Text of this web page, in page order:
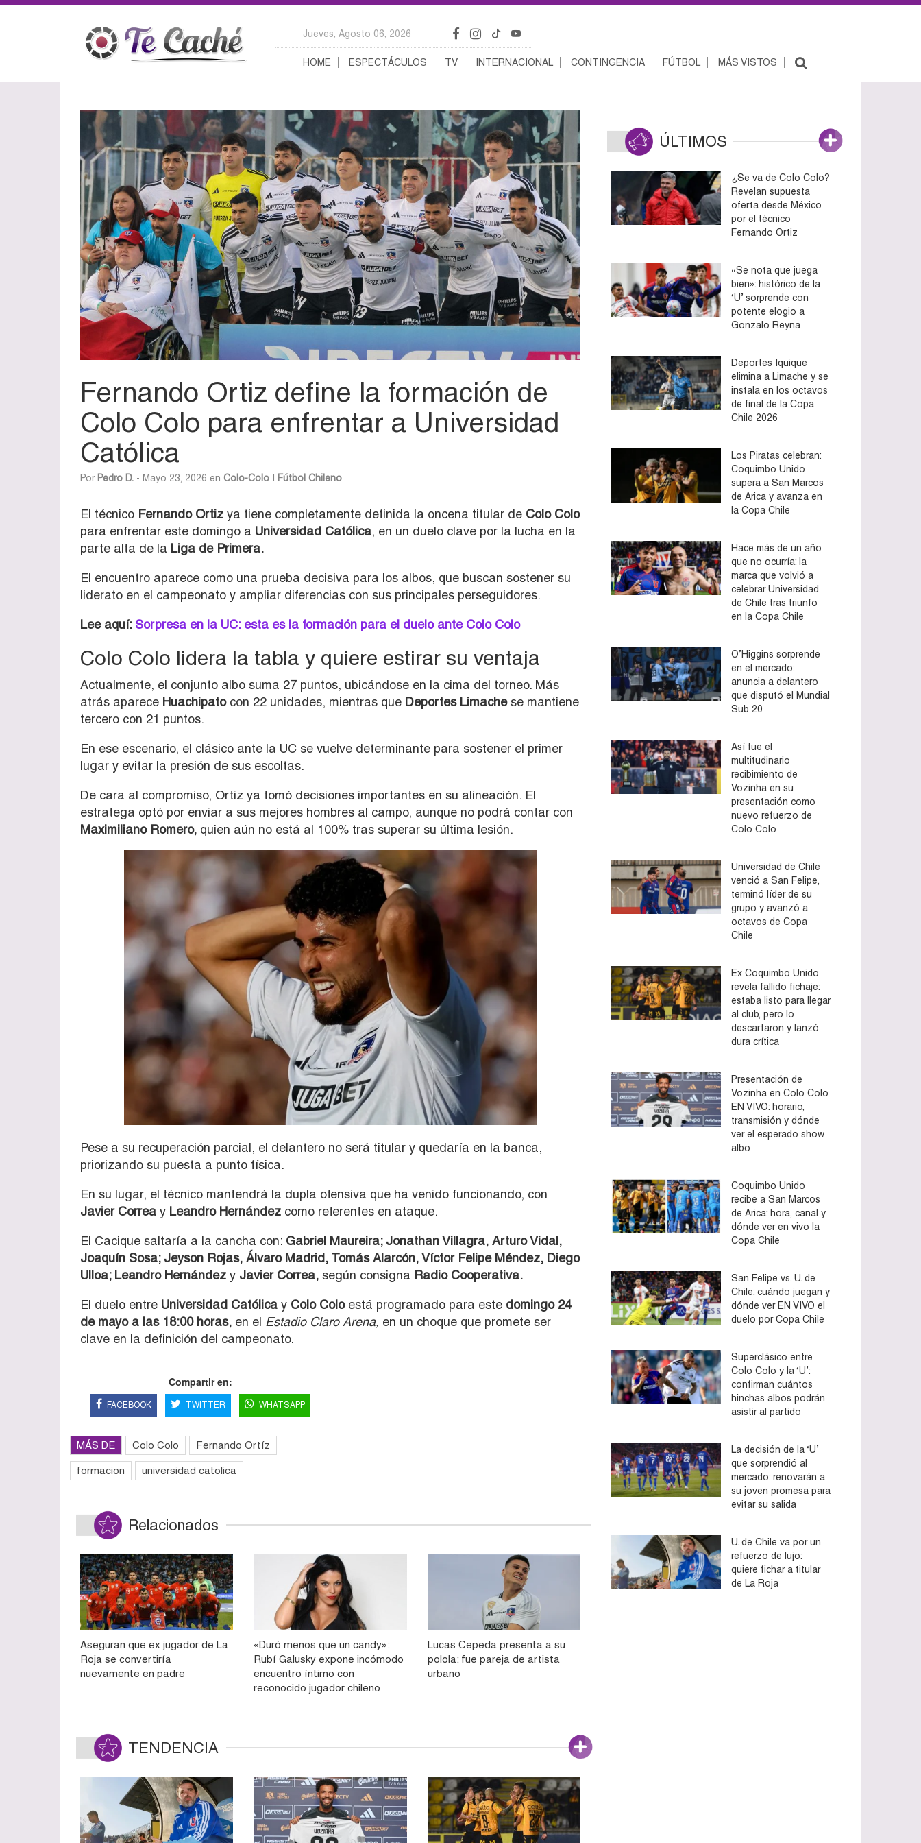
Jueves, Agosto 06, 2026
HOME ESPECTÁCULOS TV INTERNACIONAL CONTINGENCIA FÚTBOL MÁS VISTOS
Fernando Ortiz define la formación de
Colo Colo para enfrentar a Universidad
Católica
Por Pedro D. - Mayo 23, 2026 en Colo-Colo Fútbol Chileno
El técnico Fernando Ortiz ya tiene completamente definida la oncena titular de Colo Colo
para enfrentar este domingo a Universidad Católica, en un duelo clave por la lucha en la
parte alta de la Liga de Primera.
El encuentro aparece como una prueba decisiva para los albos, que buscan sostener su
liderato en el campeonato y ampliar diferencias con sus principales perseguidores.
Lee aquí: Sorpresa en la UC: esta es la formación para el duelo ante Colo Colo
Colo Colo lidera la tabla y quiere estirar su ventaja
Actualmente, el conjunto albo suma 27 puntos, ubicándose en la cima del torneo. Más
atrás aparece Huachipato con 22 unidades, mientras que Deportes Limachese mantiene
tercero con 21 puntos.
En ese escenario, el clásico ante la UC se vuelve determinante para sostener el primer
lugar y evitar la presión de sus escoltas.
De cara al compromiso, Ortiz ya tomó decisiones importantes en su alineación. El
estratega optó por enviar a sus mejores hombres al campo, aunque no podrá contar con
Maximiliano Romero, quien aún no está al 100% tras superar su última lesión.
Pese a su recuperación parcial, el delantero no será titular y quedaría en la banca,
priorizando su puesta a punto física.
En su lugar, el técnico mantendrá la dupla ofensiva que ha venido funcionando, con
Javier Correa y Leandro Hernández como referentes en ataque.
El Cacique saltaría a la cancha con: Gabriel Maureira; Jonathan Villagra, Arturo Vidal,
Joaquín Sosa; Jeyson Rojas, Álvaro Madrid, Tomás Alarcón, Víctor Felipe Méndez, Diego
Ulloa; Leandro Hernández y Javier Correa, según consigna Radio Cooperativa.
El duelo entre Universidad Católica y Colo Colo está programado para este domingo 24
de mayo a las 18:00 horas, en el Estadio Claro Arena, en un choque que promete ser
clave en la definición del campeonato.
Compartir en:
FACEBOOK TWITTER WHATSAPP
MÁS DE Colo Colo Fernando Ortíz
formacion universidad catolica
Relacionados
Aseguran que ex jugador de La
Roja se convertiría
nuevamente en padre
«Duró menos que un candy»:
Rubí Galusky expone incómodo
encuentro íntimo con
reconocido jugador chileno
Lucas Cepeda presenta a su
polola: fue pareja de artista
urbano
TENDENCIA
ÚLTIMOS
¿Se va de Colo Colo?
Revelan supuesta
oferta desde México
por el técnico
Fernando Ortiz
«Se nota que juega
bien»: histórico de la
‘U’ sorprende con
potente elogio a
Gonzalo Reyna
Deportes Iquique
elimina a Limache y se
instala en los octavos
de final de la Copa
Chile 2026
Los Piratas celebran:
Coquimbo Unido
supera a San Marcos
de Arica y avanza en
la Copa Chile
Hace más de un año
que no ocurría: la
marca que volvió a
celebrar Universidad
de Chile tras triunfo
en la Copa Chile
O’Higgins sorprende
en el mercado:
anuncia a delantero
que disputó el Mundial
Sub 20
Así fue el
multitudinario
recibimiento de
Vozinha en su
presentación como
nuevo refuerzo de
Colo Colo
Universidad de Chile
venció a San Felipe,
terminó líder de su
grupo y avanzó a
octavos de Copa
Chile
Ex Coquimbo Unido
revela fallido fichaje:
estaba listo para llegar
al club, pero lo
descartaron y lanzó
dura crítica
Presentación de
Vozinha en Colo Colo
EN VIVO: horario,
transmisión y dónde
ver el esperado show
albo
Coquimbo Unido
recibe a San Marcos
de Arica: hora, canal y
dónde ver en vivo la
Copa Chile
San Felipe vs. U. de
Chile: cuándo juegan y
dónde ver EN VIVO el
duelo por Copa Chile
Superclásico entre
Colo Colo y la ‘U’:
confirman cuántos
hinchas albos podrán
asistir al partido
La decisión de la ‘U’
que sorprendió al
mercado: renovarán a
su joven promesa para
evitar su salida
U. de Chile va por un
refuerzo de lujo:
quiere fichar a titular
de La Roja